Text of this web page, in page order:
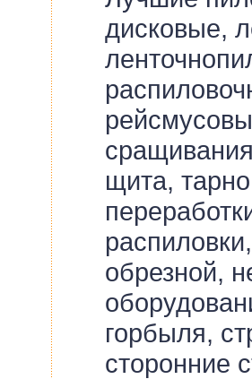
дисковые,
щита,
обрезной,
горбыля,
сторонние